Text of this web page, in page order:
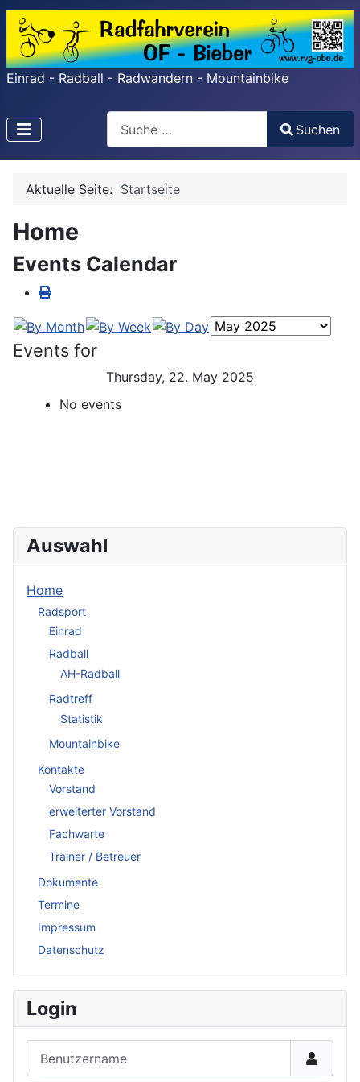
Einrad - Radball - Radwandern - Mountainbike
Search
Type 2 or more characters for results.
Suchen
Aktuelle Seite: Startseite
Home
Events Calendar
Events for
Thursday, 22. May 2025
No events
Auswahl
Home
Radsport
Einrad
Radball
AH-Radball
Radtreff
Statistik
Mountainbike
Kontakte
Vorstand
erweiterter Vorstand
Fachwarte
Trainer / Betreuer
Dokumente
Termine
Impressum
Datenschutz
Login